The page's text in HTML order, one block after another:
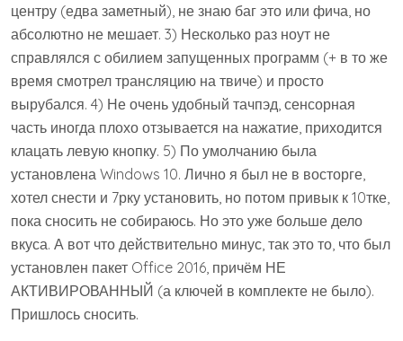
центру (едва заметный), не знаю баг это или фича, но
абсолютно не мешает. 3) Несколько раз ноут не
справлялся с обилием запущенных программ (+ в то же
время смотрел трансляцию на твиче) и просто
вырубался. 4) Не очень удобный тачпэд, сенсорная
часть иногда плохо отзывается на нажатие, приходится
клацать левую кнопку. 5) По умолчанию была
установлена Windows 10. Лично я был не в восторге,
хотел снести и 7рку установить, но потом привык к 10тке,
пока сносить не собираюсь. Но это уже больше дело
вкуса. А вот что действительно минус, так это то, что был
установлен пакет Office 2016, причём НЕ
АКТИВИРОВАННЫЙ (а ключей в комплекте не было).
Пришлось сносить.